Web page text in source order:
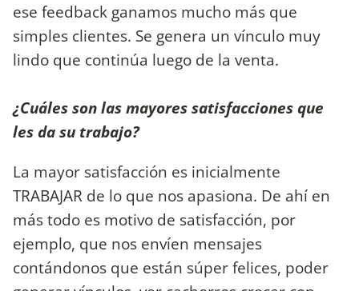
ese feedback ganamos mucho más que
simples clientes. Se genera un vínculo muy
lindo que continúa luego de la venta.
¿Cuáles son las mayores satisfacciones que
les da su trabajo?
La mayor satisfacción es inicialmente
TRABAJAR de lo que nos apasiona. De ahí en
más todo es motivo de satisfacción, por
ejemplo, que nos envíen mensajes
contándonos que están súper felices, poder